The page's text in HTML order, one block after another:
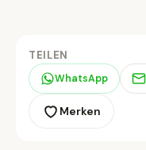
TEILEN
WhatsApp
Merken